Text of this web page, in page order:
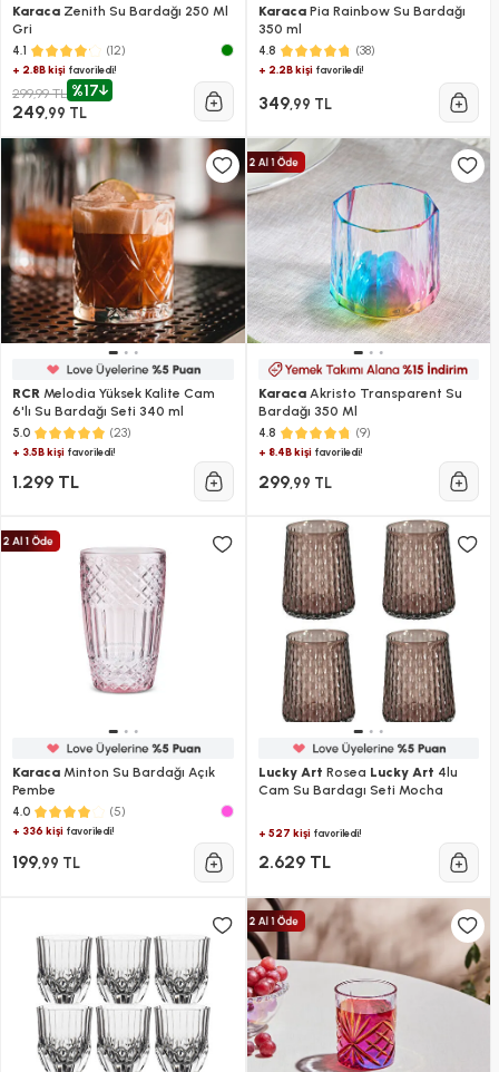
Karaca Zenith Su Bardağı 250 Ml
Gri
4.1 (12)
+ 2.8B kişi favoriledi!
299,99 TL %17
249,99 TL
KaracaPia Rainbow Su Bardağı
350 ml
4.8 (38)
+ 2.2B kişifavoriledi!
349,99 TL
RCR Melodia Yüksek Kalite Cam
6'lı Su Bardağı Seti 340 ml
5.0 (23)
+ 3.5B kişi favoriledi!
1.299 TL
KaracaAkristo Transparent Su
Bardağı 350 Ml
4.8 (9)
+ 8.4B kişifavoriledi!
299,99 TL
Karaca Minton Su Bardağı Açık
Pembe
4.0 (5)
+ 336 kişi favoriledi!
199,99 TL
Lucky Art Rosea Lucky Art 4lu
Cam Su Bardagı Seti Mocha
+ 527 kişifavoriledi!
2.629 TL